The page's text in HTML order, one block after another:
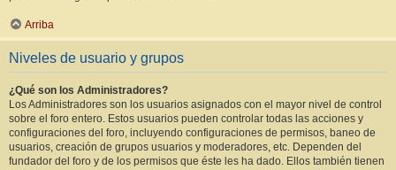
Arriba
Niveles de usuario y grupos
¿Qué son los Administradores?
Los Administradores son los usuarios asignados con el mayor nivel de control
sobre el foro entero. Estos usuarios pueden controlar todas las acciones y
configuraciones del foro, incluyendo configuraciones de permisos, baneo de
usuarios, creación de grupos usuarios y moderadores, etc. Dependen del
fundador del foro y de los permisos que éste les ha dado. Ellos también tienen